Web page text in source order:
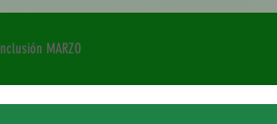
MARZO